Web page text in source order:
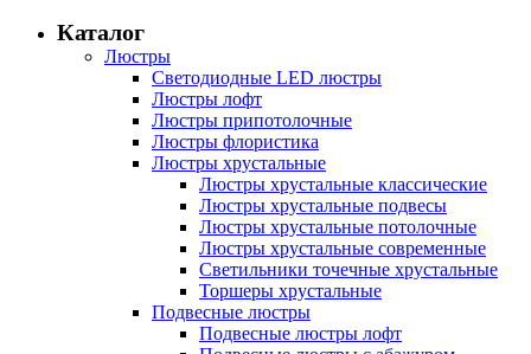
Каталог
Люстры
Светодиодные LED люстры
Люстры лофт
Люстры припотолочные
Люстры флористика
Люстры хрустальные
Люстры хрустальные классические
Люстры хрустальные подвесы
Люстры хрустальные потолочные
Люстры хрустальные современные
Светильники точечные хрустальные
Торшеры хрустальные
Подвесные люстры
Подвесные люстры лофт